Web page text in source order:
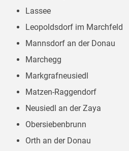
Lassee
Leopoldsdorf im Marchfeld
Mannsdorf an der Donau
Marchegg
Markgrafneusiedl
Matzen-Raggendorf
Neusiedl an der Zaya
Obersiebenbrunn
Orth an der Donau